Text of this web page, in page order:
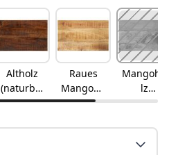
Altholz
(naturbel
assen)
Raues
Mangoho
lz
assen)
Mangoho
lz
(naturbel